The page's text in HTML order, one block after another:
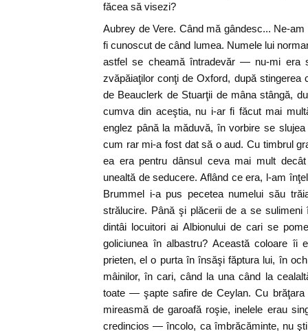
făcea să visezi?
Aubrey de Vere. Când mă gândesc... Ne-
fi cunoscut de când lumea. Numele lui
astfel se cheamă întradevăr — nu-mi era
zvăpăiaţilor conţi de Oxford, după
de Beauclerk de Stuarţii de mâna stângă,
cumva din aceştia, nu i-ar fi făcut mai
englez până la măduvă, în vorbire se
cum rar mi-a fost dat să o aud. Cu timbrul
ea era pentru dânsul ceva mai mult
unealtă de seducere. Aflând ce era, l-am
Brummel i-a pus pecetea numelui său
strălucire. Până şi plăcerii de a se
dintâi locuitori ai Albionului de cari se
goliciunea în albastru? Această coloare îi
prieten, el o purta în însăşi făptura lui, în
mâinilor, în cari, când la una când la
toate — şapte safire de Ceylan. Cu
mireasmă de garoafă roşie, inelele erau
credincios — încolo, ca îmbrăcăminte, nu